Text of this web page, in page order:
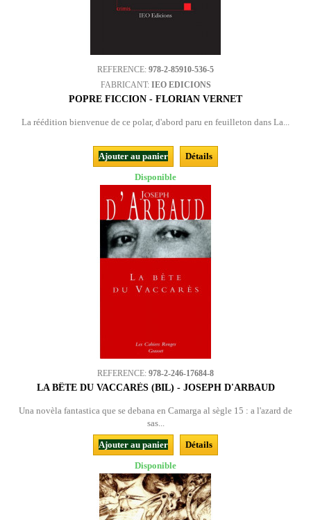
REFERENCE: 978-2-85910-536-5
FABRICANT: IEO EDICIONS
POPRE FICCION - FLORIAN VERNET
La réédition bienvenue de ce polar, d'abord paru en feuilleton dans La...
Ajouter au panier
Détails
Disponible
REFERENCE: 978-2-246-17684-8
LA BÊTE DU VACCARÈS (BIL) - JOSEPH D'ARBAUD
Una novèla fantastica que se debana en Camarga al sègle 15 : a l'azard de
sas...
Ajouter au panier
Détails
Disponible